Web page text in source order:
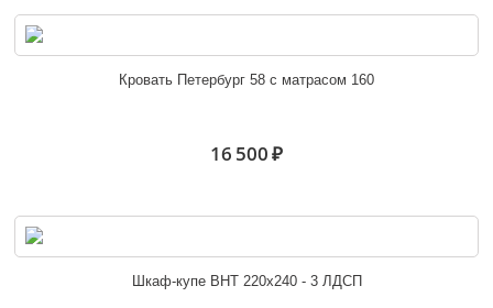
Кровать Петербург 58 с матрасом 160
16 500 ₽
Шкаф-купе ВНТ 220х240 - 3 ЛДСП